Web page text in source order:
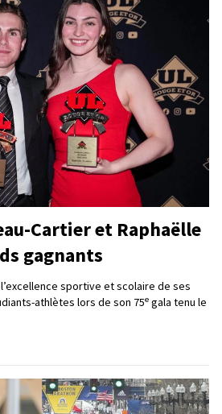
Cartier et Raphaëlle
gagnants
sportive et scolaire de ses
athlètes lors de son 75e gala tenu le